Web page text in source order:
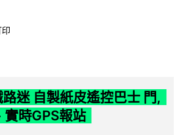
迷 自製紙皮遙控巴士 門,
實時GPS報站